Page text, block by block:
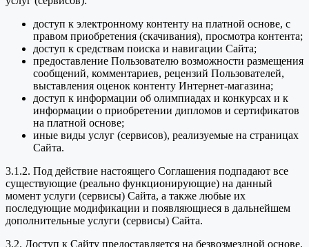
доступ к электронному контенту на платной основе, с
правом приобретения (скачивания), просмотра контента;
доступ к средствам поиска и навигации Сайта;
предоставление Пользователю возможности размещения
сообщений, комментариев, рецензий Пользователей,
выставления оценок контенту Интернет-магазина;
доступ к информации об олимпиадах и конкурсах и к
информации о приобретении дипломов и сертификатов
на платной основе;
иные виды услуг (сервисов), реализуемые на страницах
Сайта.
3.1.2. Под действие настоящего Соглашения подпадают все
существующие (реально функционирующие) на данный
момент услуги (сервисы) Сайта, а также любые их
последующие модификации и появляющиеся в дальнейшем
дополнительные услуги (сервисы) Сайта.
3.2. Доступ к Сайту предоставляется на безвозмездной основе.